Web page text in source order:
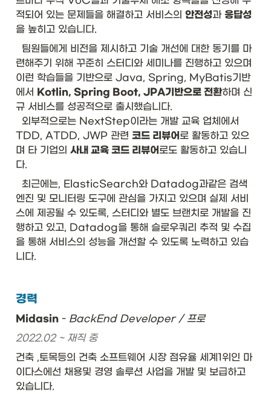
적되어 있는 문제들을 해결하고 서비스의 안전성과 응답성
을 높히고 있습니다.
련해주기 위해 꾸준히 스터디와 세미나를 진행하고 있으며
이런 학습들을 기반으로 Java, Spring, MyBatis기반
에서 Kotlin, Spring Boot, JPA기반으로 전환하며 신
규 서비스를 성공적으로 출시했습니다.
TDD, ATDD, JWP 관련 코드 리뷰어로 활동하고 있으
며 타 기업의 사내 교육 코드 리뷰어로도 활동하고 있습니
다.
엔진 및 모니터링 도구에 관심을 가지고 있으며 실제 서비
스에 제공될 수 있도록, 스터디와 별도 브랜치로 개발을 진
행하고 있고, Datadog을 통해 슬로우쿼리 추적 및 수집
을 통해 서비스의 성능을 개선할 수 있도록 노력하고 있습
니다.
경력
Midasin - BackEnd Developer / 프로
2022.02 ~ 재직 중
건축 ,토목등의 건축 소프트웨어 시장 점유율 세계1위인 마
이다스에선 채용및 경영 솔루션 사업을 개발 및 보급하고
있습니다.